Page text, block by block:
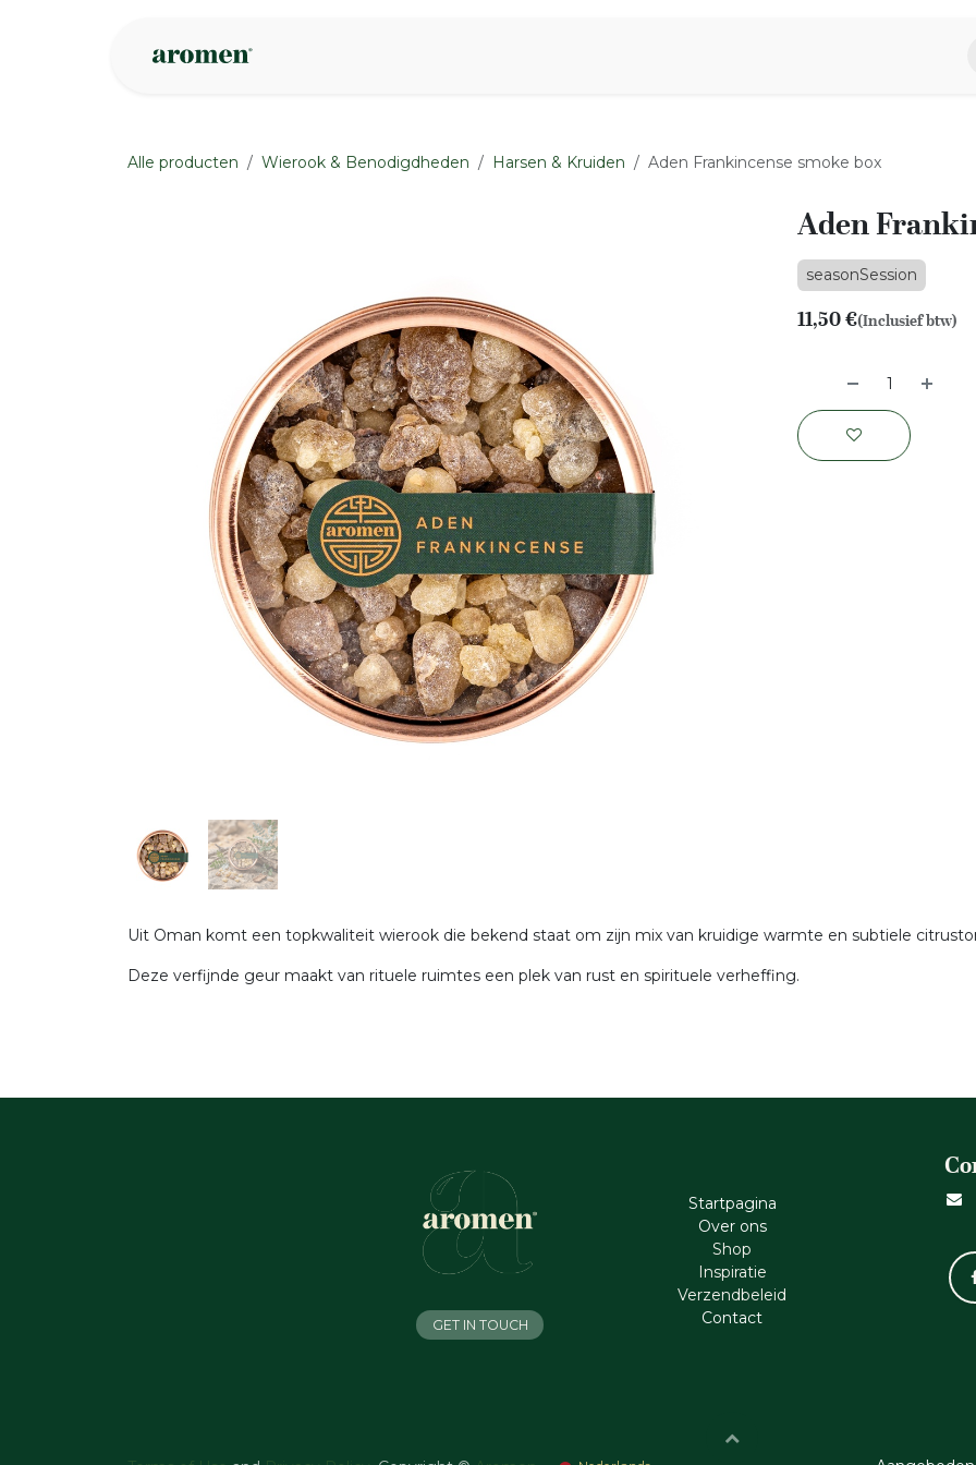
Alle producten Wierook & Benodigdheden Harsen & Kruiden Aden Frankincense smoke box
Aden
seasonSession
11,50€(Inclusief btw)
Uit Oman komt een topkwaliteit wierook die bekend staat om zijn mix van kruidige warmte en subtiele
Deze verfijnde geur maakt van rituele ruimtes een plek van rust en spirituele verheffing.
Startpagina
Ove​r​ ons
Shop
Inspiratie
Verzendbeleid
Cont​act
GET IN TOUCH